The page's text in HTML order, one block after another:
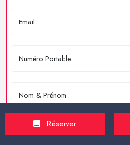
Merci de résoudre l'équation : 4 + 2 = ?
Réserver